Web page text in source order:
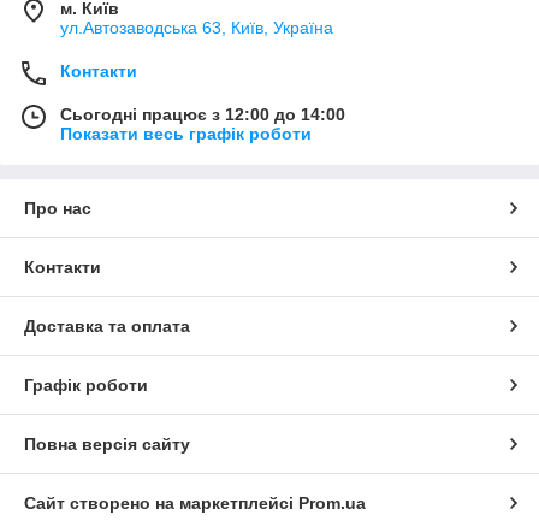
м. Київ
ул.Автозаводська 63, Київ, Україна
Контакти
Сьогодні працює з 12:00 до 14:00
Показати весь графік роботи
Про нас
Контакти
Доставка та оплата
Графік роботи
Повна версія сайту
Сайт створено на маркетплейсі Prom.ua